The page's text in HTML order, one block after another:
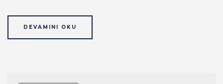
DEVAMINI OKU